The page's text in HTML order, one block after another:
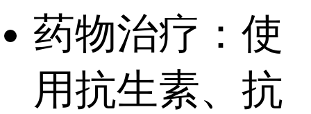
药物治疗：使
用抗生素、抗